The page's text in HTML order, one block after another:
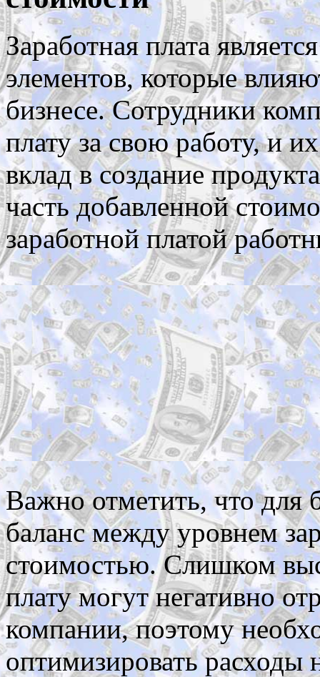
Заработная плата
элементов, которые
бизнесе. Сотрудники
плату за свою работу, и
вклад в создание
часть добавленной
заработной платой
Важно отметить, что для
баланс между уровнем
стоимостью. Слишком
плату могут негативно
компании, поэтому
оптимизировать расходы